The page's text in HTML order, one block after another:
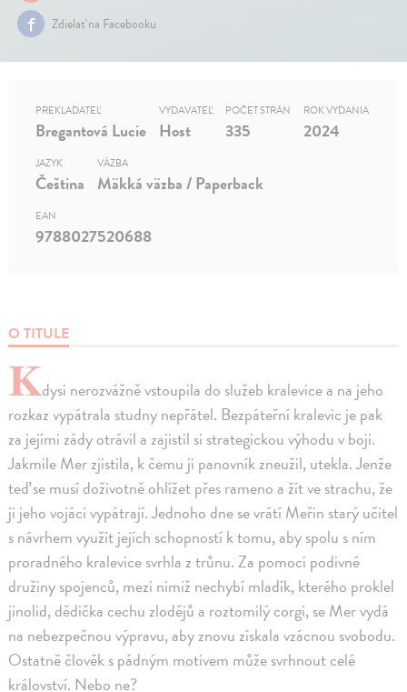
Zdielať na Facebooku
O TITULE
Kdysi nerozvážně vstoupila do služeb kralevice a na jeho
rozkaz vypátrala studny nepřátel. Bezpáteřní kralevic je pak
za jejími zády otrávil a zajistil si strategickou výhodu v boji.
Jakmile Mer zjistila, k čemu ji panovník zneužil, utekla. Jenže
teď se musí doživotně ohlížet přes rameno a žít ve strachu, že
ji jeho vojáci vypátrají. Jednoho dne se vrátí Meřin starý učitel
s návrhem využít jejích schopností k tomu, aby spolu s ním
proradného kralevice svrhla z trůnu. Za pomoci podivné
družiny spojenců, mezi nimiž nechybí mladík, kterého proklel
jinolid, dědička cechu zlodějů a roztomilý corgi, se Mer vydá
na nebezpečnou výpravu, aby znovu získala vzácnou svobodu.
Ostatně člověk s pádným motivem může svrhnout celé
království. Nebo ne?
PREKLADATEĽ
Bregantová Lucie
VYDAVATEĽ
Host
POČET STRÁN
335
ROK VYDANIA
2024
JAZYK
Čeština
VÄZBA
Mäkká väzba / Paperback
EAN
9788027520688